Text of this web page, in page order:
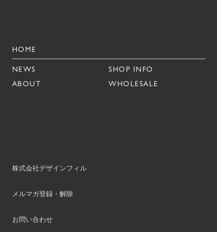
HOME
NEWS
SHOP INFO
ABOUT
WHOLESALE
株式会社デザインフィル
メルマガ登録・解除
お問い合わせ